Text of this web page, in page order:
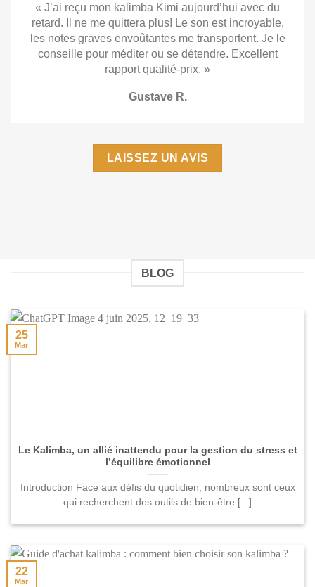
« J’ai reçu mon kalimba Kimi aujourd’hui avec du
retard. Il ne me quittera plus! Le son est incroyable,
les notes graves envoûtantes me transportent. Je le
conseille pour méditer ou se détendre. Excellent
rapport qualité-prix. »
Gustave R.
LAISSEZ UN AVIS
BLOG
Le Kalimba, un allié inattendu pour la gestion du stress et
l’équilibre émotionnel
Introduction Face aux défis du quotidien, nombreux sont ceux
qui recherchent des outils de bien-être [...]
25
Mar
22
Mar